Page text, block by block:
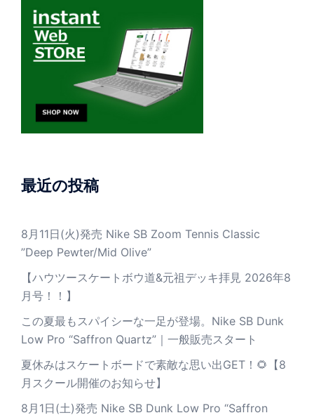
最近の投稿
8月11日(火)発売 Nike SB Zoom Tennis Classic
”Deep Pewter/Mid Olive”
【ハウツースケートボウ道&元祖デッキ拝見 2026年8
月号！！】
この夏最もスパイシーな一足が登場。Nike SB Dunk
Low Pro “Saffron Quartz”｜一般販売スタート
夏休みはスケートボードで素敵な思い出GET！🌻【8
月スクール開催のお知らせ】
8月1日(土)発売 Nike SB Dunk Low Pro “Saffron